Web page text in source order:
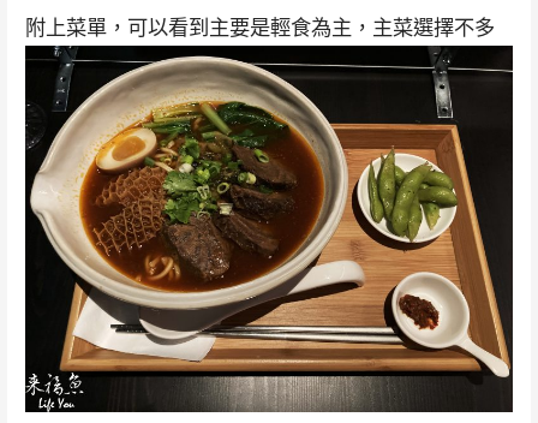
附上菜單，可以看到主要是輕食為主，主菜選擇不多